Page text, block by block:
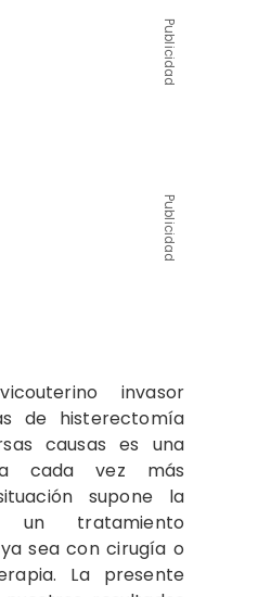
Publicidad
Publicidad
invasor
de histerectomía
causas es una
cada vez más
supone la
un tra­tamiento
sea con cirugía o
La presente